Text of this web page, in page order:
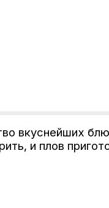
вкуснейших
и плов